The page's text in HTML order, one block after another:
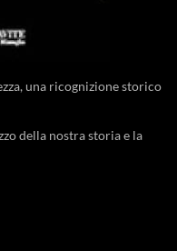
una ricognizione storico
della nostra storia e la